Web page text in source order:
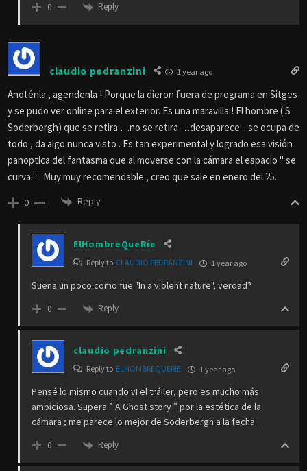
0 Reply
claudio pedranzini 1 year ago
Anoténla , agendenla ! Porque la dieron fuera de programa en Sitges
y se pudo ver online para el exterior. Es una maravilla ! El hombre ( S
Soderbergh) que se retira …no se retira …desaparece. . se ocupa de
todo , da algo nunca visto . Es tan experimental y logrado esa visión
panoptica del fantasma que al moverse con la cámara el espacio " se
curva " . Muy muy recomendable , creo que sale en enero del 25.
0 Reply
ElHombreQueRíe
Reply to CLAUDIO PEDRANZINI 1 year ago
Suena un poco como fue "In a violent nature", verdad?
0 Reply
claudio pedranzini
Reply to ELHOMBREQUERÍE 1 year ago
Pensé lo mismo cuando vI el tráiler, pero es mucho más
ambiciosa. Supera ” A Ghost story ” por la estética de la
cámara ; me parece lo mejor de Soderbergh a la fecha .
0 Reply